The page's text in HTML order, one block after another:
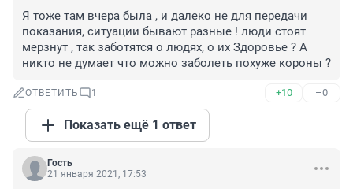
Я тоже там вчера была , и далеко не для передачи
показания, ситуации бывают разные ! люди стоят
мерзнут , так заботятся о людях, о их Здоровье ? А
никто не думает что можно заболеть похуже короны ?
ОТВЕТИТЬ 1 +10 –0
Показать ещё 1 ответ
Гость
21 января 2021, 17:53